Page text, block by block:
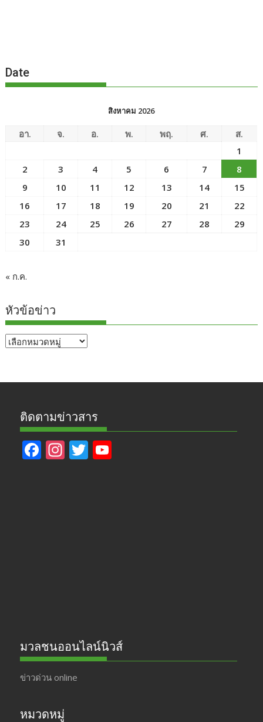
Date
สิงหาคม 2026
อา. จ. อ. พ. พฤ. ศ.
ส.
1
2
3 4 5 6 7
8
9
10 11 12 13 14
15
16
17 18 19 20 21
22
23
24 25 26 27 28
29
30
31
« ก.ค.
หัวข้อข่าว
หัวข้อ
ติดตามข่าวสาร
F In T
มวลชนออนไลน์นิวส์
ข่าวด่วน online
หมวดหมู่